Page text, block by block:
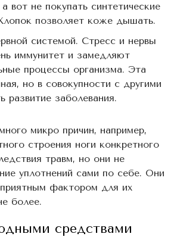
вот не покупать синтетические
позволяет коже дышать.
системой. Стресс и нервы
иммунитет и замедляют
процессы организма. Эта
но в совокупности с другими
развитие заболевания.
микро причин, например,
строения ноги конкретного
травм, но они не
уплотнений сами по себе. Они
фактором для их
более.
средствами